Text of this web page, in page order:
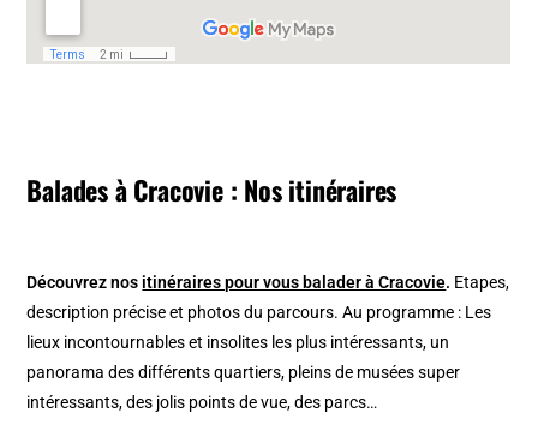
Balades à Cracovie : Nos itinéraires
Découvrez nos itinéraires pour vous balader à Cracovie. Etapes,
description précise et photos du parcours. Au programme : Les
lieux incontournables et insolites les plus intéressants, un
panorama des différents quartiers, pleins de musées super
intéressants, des jolis points de vue, des parcs…